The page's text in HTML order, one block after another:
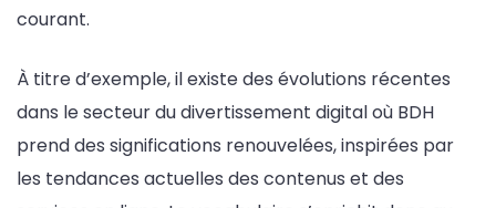
courant.
À titre d’exemple, il existe des évolutions récentes
dans le secteur du divertissement digital où BDH
prend des significations renouvelées, inspirées par
les tendances actuelles des contenus et des